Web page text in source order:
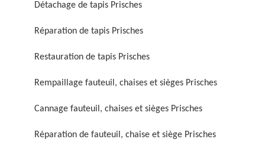
Réparation de fauteuil,
chaise et siège 59
Détachage de tapis Prisches
Réparation de tapis Prisches
Restauration de tapis Prisches
Rempaillage fauteuil, chaises et sièges Prisches
Cannage fauteuil, chaises et sièges Prisches
Réparation de fauteuil, chaise et siège Prisches